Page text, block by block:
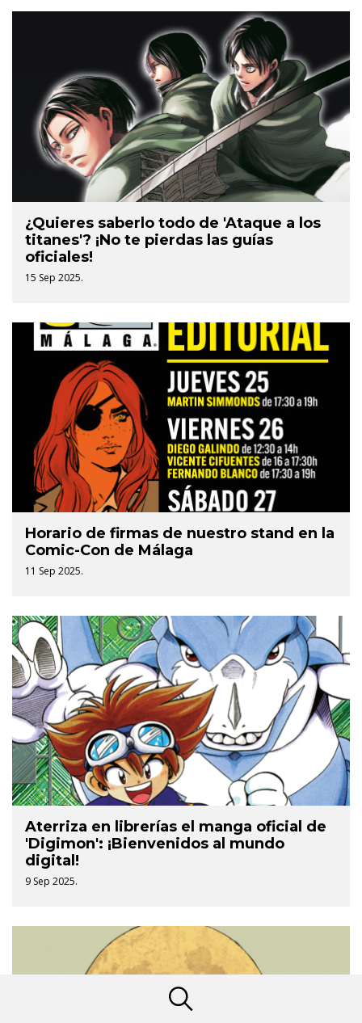
¿Quieres saberlo todo de 'Ataque a los
titanes'? ¡No te pierdas las guías
oficiales!
15 Sep 2025.
Horario de firmas de nuestro stand en la
Comic-Con de Málaga
11 Sep 2025.
Aterriza en librerías el manga oficial de
'Digimon': ¡Bienvenidos al mundo
digital!
9 Sep 2025.